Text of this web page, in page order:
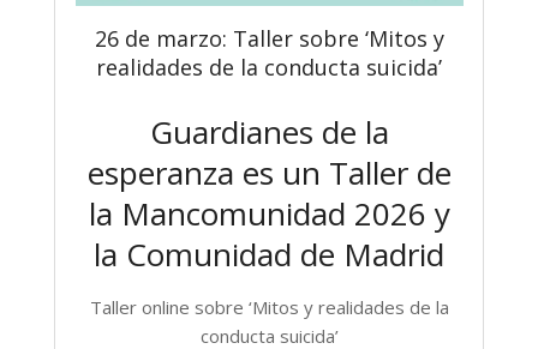
26 de marzo: Taller sobre ‘Mitos y
realidades de la conducta suicida’
Guardianes de la
esperanza es un Taller de
la Mancomunidad 2026 y
la Comunidad de Madrid
Taller online sobre ‘Mitos y realidades de la
conducta suicida’